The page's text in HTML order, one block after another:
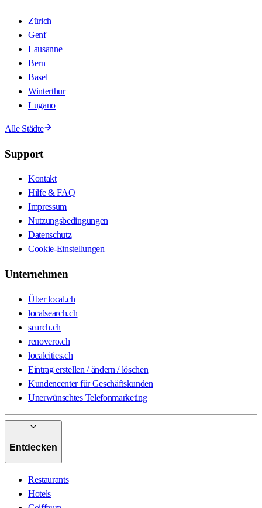
Zürich
Genf
Lausanne
Bern
Basel
Winterthur
Lugano
Alle Städte
Support
Kontakt
Hilfe & FAQ
Impressum
Nutzungsbedingungen
Datenschutz
Cookie-Einstellungen
Unternehmen
Über local.ch
localsearch.ch
search.ch
renovero.ch
localcities.ch
Eintrag erstellen / ändern / löschen
Kundencenter für Geschäftskunden
Unerwünschtes Telefonmarketing
Entdecken
Restaurants
Hotels